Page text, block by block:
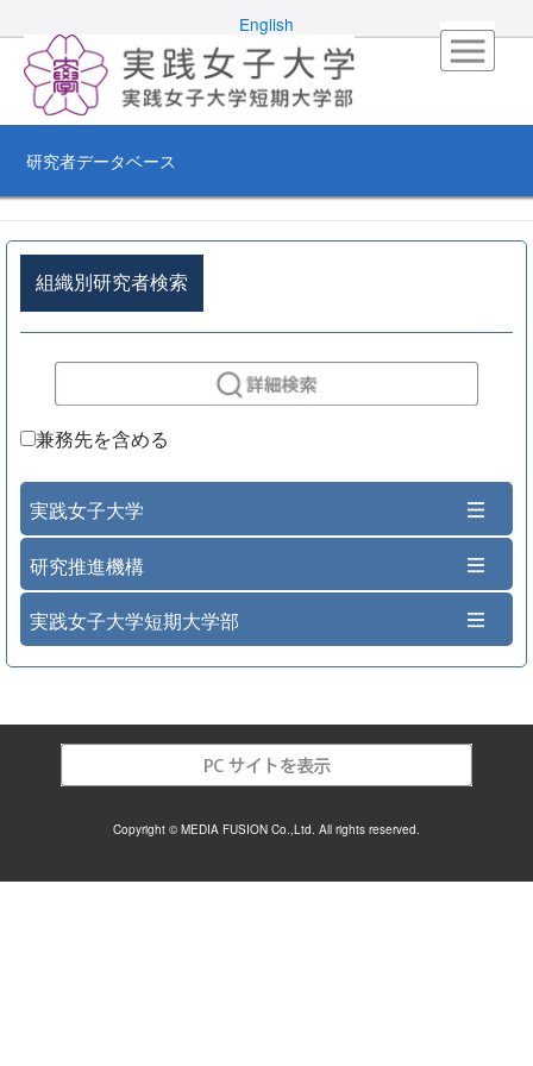
English
研究者データベース
組織別研究者検索
兼務先を含める
実践女子大学
研究推進機構
実践女子大学短期大学部
Copyright © MEDIA FUSION Co.,Ltd. All rights reserved.